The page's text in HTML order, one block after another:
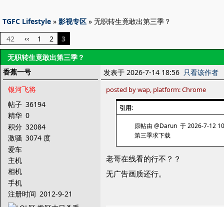
TGFC Lifestyle » 影视专区 » 无职转生竟敢出第三季？
42
‹‹ 1 2
3
无职转生竟敢出第三季？
香蕉一号
银河飞将
帖子 36194
精华 0
积分 32084
激骚 3074 度
爱车
主机
相机
手机
注册时间 2012-9-21
发表于 2026-7-14 18:56 只看该作者
posted by wap, platform: Chrome
引用:
原帖由 @Darun 于 2026-7-12
第三季求下载
老哥在线看的行不？？
无广告画质还行。